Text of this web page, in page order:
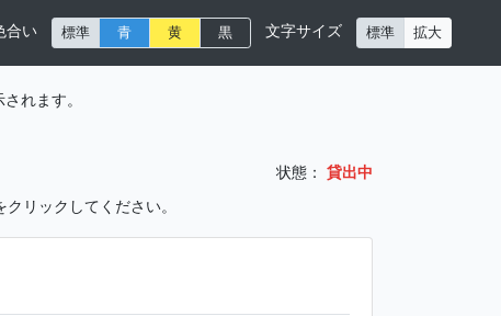
合い 標準 青 黄 黒 文字サイズ 標準 拡大
れます。
状態：
貸出中
リックしてください。